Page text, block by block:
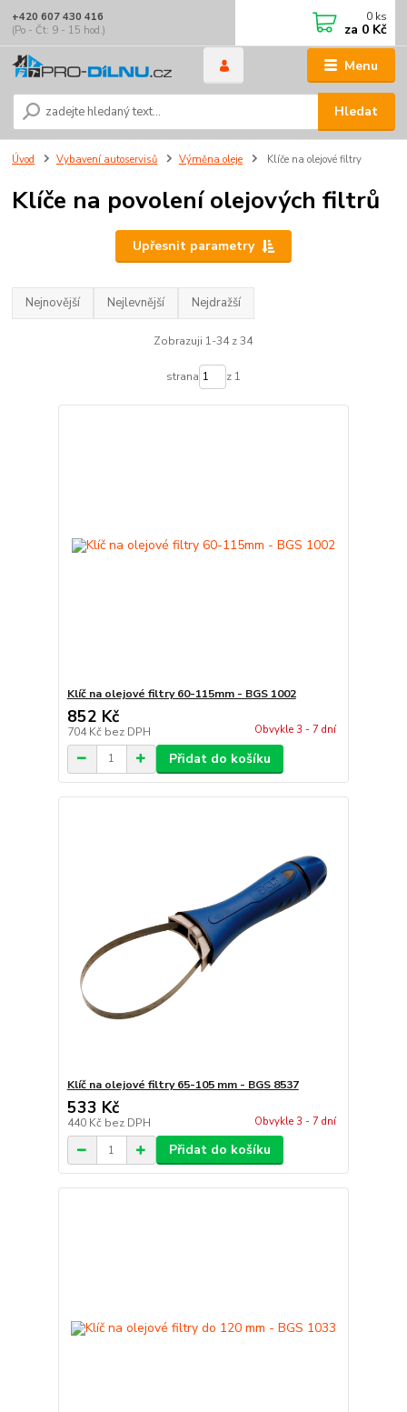
Menu
Hledat
+420 607 430 416
(Po - Čt: 9 - 15 hod.)
0 ks
za 0 Kč
Úvod Vybavení autoservisů Výměna oleje Klíče na olejové filtry
Klíče na povolení olejových filtrů
Upřesnit parametry
Nejnovější Nejlevnější Nejdražší
Zobrazuji 1-34 z 34
strana z 1
Klíč na olejové filtry 60-115mm - BGS 1002
852 Kč
704 Kč bez DPH Obvykle 3 - 7 dní
Přidat do košíku
Klíč na olejové filtry 65-105 mm - BGS 8537
533 Kč
440 Kč bez DPH Obvykle 3 - 7 dní
Přidat do košíku